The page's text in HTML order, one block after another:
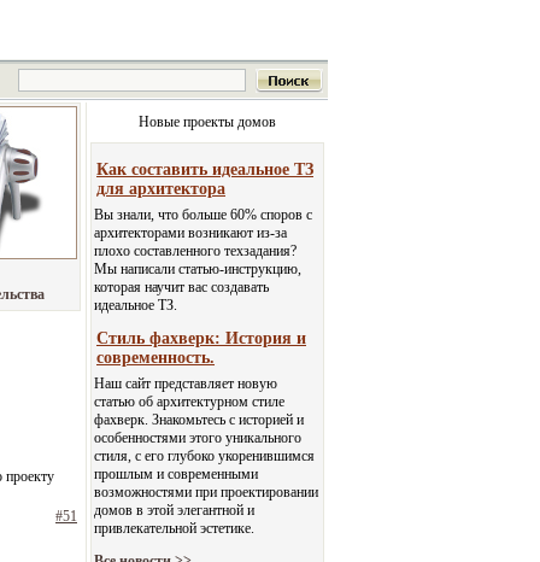
проекту
#51
Новые проекты домов
Как составить идеальное ТЗ
для архитектора
Вы знали, что больше 60% споров с
архитекторами возникают из-за
плохо составленного техзадания?
Мы написали статью-инструкцию,
которая научит вас создавать
идеальное ТЗ.
Стиль фахверк: История и
современность.
Наш сайт представляет новую
статью об архитектурном стиле
фахверк. Знакомьтесь с историей и
особенностями этого уникального
стиля, с его глубоко укоренившимся
прошлым и современными
возможностями при проектировании
домов в этой элегантной и
привлекательной эстетике.